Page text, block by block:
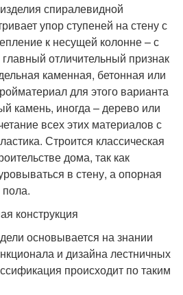
спиралевидной
упор ступеней на стену с
к несущей колонне – с
отличительный признак
каменная, бетонная или
для этого варианта
камень, иногда – дерево или
всех этих материалов с
Строится классическая
дома, так как
в стену, а опорная
конструкция
основывается на знании
и дизайна лестничных
происходит по таким